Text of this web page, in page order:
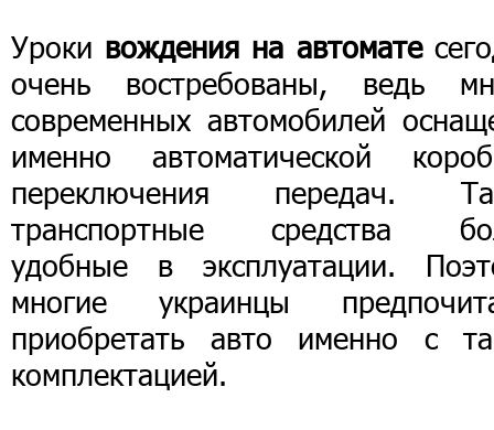
Уроки вождения на автомате
очень востребованы, ведь
современных автомобилей
именно автоматической
переключения передач.
транспортные средства
удобные в эксплуатации.
многие украинцы
приобретать авто именно с
комплектацией.